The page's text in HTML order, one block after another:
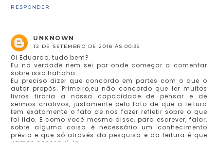
RESPONDER
UNKNOWN
12 DE SETEMBRO DE 2018 ÀS 00:39
Oi Eduardo, tudo bem?
Eu na verdade nem sei por onde começar a comentar
sobre isso hahaha
Eu preciso dizer que concordo em partes com o que o
autor propôs. Primeiro,eu não concordo que ler muitos
livros tiraria a nossa capacidade de pensar e de
sermos criativos, justamente pelo fato de que a leitura
tem exatamente o fato de nos fazer refletir sobre o que
foi lido. E como você mesmo disse, para escrever, falar,
sobre alguma coisa é necessário um conhecimento
prévio e que só através da pesquisa e da leitura é que